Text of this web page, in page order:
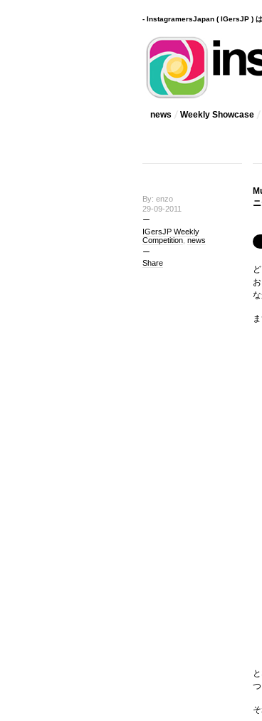
- InstagramersJapan ( IGersJP ) は
news Weekly Showcase
By: enzo
29-09-2011
IGersJP Weekly
Competition, news
Share